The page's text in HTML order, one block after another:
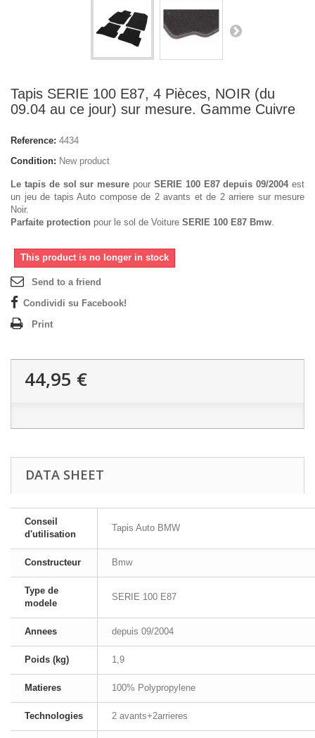
Tapis SERIE 100 E87, 4 Pièces, NOIR (du
09.04 au ce jour) sur mesure. Gamme Cuivre
Reference: 4434
Condition: New product
Le tapis de sol sur mesure pour SERIE 100 E87 depuis 09/2004est
un jeu de tapis Auto compose de 2 avants et de 2 arriere sur mesure
Noir.
Parfaite protection pour le sol de Voiture SERIE 100 E87 Bmw.
This product is no longer in stock
Send to a friend
Condividi su Facebook!
Print
44,95 €
DATA SHEET
Conseil
d'utilisation
Tapis Auto BMW
Constructeur Bmw
Type de
modele
SERIE 100 E87
Annees depuis 09/2004
Poids (kg) 1,9
Matieres 100% Polypropylene
Technologies 2 avants+2arrieres